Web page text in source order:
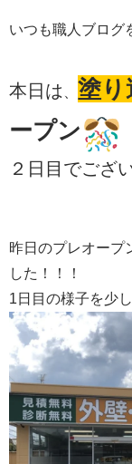
いつも職人ブログ
本日は 塗
ープン
２日目でござ
昨日のプレオープ
した！！！
1日目の様子を少